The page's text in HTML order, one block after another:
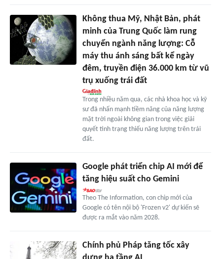
Không thua Mỹ, Nhật Bản, phát
minh của Trung Quốc làm rung
chuyển ngành năng lượng: Cỗ
máy thu ánh sáng bất kể ngày
đêm, truyền điện 36.000 km từ vũ
trụ xuống trái đất
Trong nhiều năm qua, các nhà khoa học và kỹ
sư đã nhấn mạnh tiềm năng của năng lượng
mặt trời ngoài không gian trong việc giải
quyết tình trạng thiếu năng lượng trên trái
đất.
Google phát triển chip AI mới để
tăng hiệu suất cho Gemini
Theo The Information, con chip mới của
Google có tên nội bộ 'Frozen v2' dự kiến sẽ
được ra mắt vào năm 2028.
Chính phủ Pháp tăng tốc xây